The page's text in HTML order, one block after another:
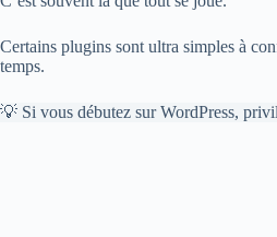
Certains plugins sont ultra simples à
temps.
💡 Si vous débutez sur WordPress,